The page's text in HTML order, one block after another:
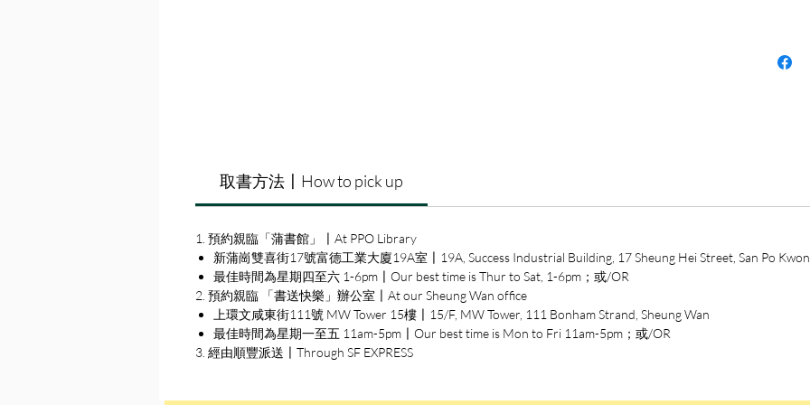
司「
的創
第三章
第六章
比爾．
取書方法〡How to pick up
1. 預約親臨「蒲書館」〡At PPO Library
新蒲崗雙喜街17號富德工業大廈19A室〡19A, Success Industrial Building, 17 Sheung Hei Street, San Po
最佳時間為星期四至六 1-6pm〡Our best time is Thur to Sat, 1-6pm；或/OR
2. 預約親臨 「書送快樂」辦公室〡At our Sheung Wan office
上環文咸東街111號 MW Tower 15樓〡15/F, MW Tower, 111 Bonham Strand, Sheung Wan
最佳時間為星期一至五 11am-5pm〡Our best time is Mon to Fri 11am-5pm；或/OR
3. 經由順豐派送〡Through SF EXPRESS